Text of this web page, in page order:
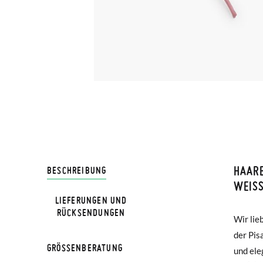
BESCHREIBUNG
Wir
der
und
stört
ohne
LIEFERUNGEN UND
RÜCKSENDUNGEN
GRÖSSENBERATUNG